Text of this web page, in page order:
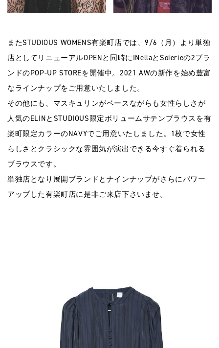
またSTUDIOUS WOMENS有楽町店では、9/6（月）より単独
店としてリニューアルOPENと同時にINellaとSoierieの2ブラ
ンドのPOP-UP STOREを開催中。2021 AWの新作を始め豊富
なラインナップをご用意いたしました。
その他にも、マスキュリンがベースながらも女性らしさが
人気のELINとSTUDIOUS限定ボリュームサテンブラウスを有
楽町限定カラーのNAVYでご用意いたしました。1枚で女性
らしさとクラシックな雰囲気が演出できる今すぐ着られる
ブラウスです。
単独店となり展開ブランドとナインナップがさらにパワー
アップした有楽町店に是非ご来店下さいませ。